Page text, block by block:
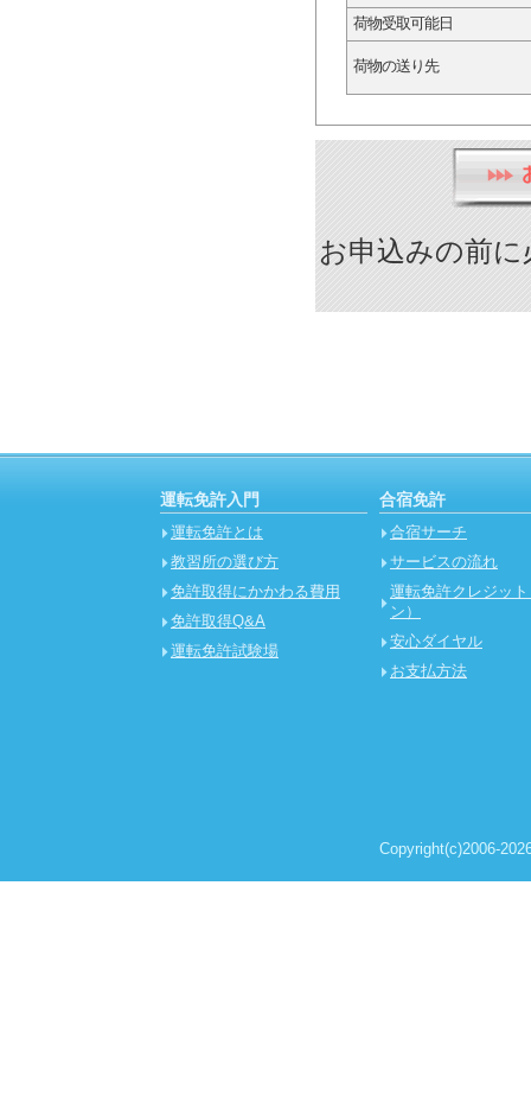
荷物受取可能日
荷物の送り先
お申込みの前
運転免許入門
運転免許とは
教習所の選び方
免許取得にかかわる費用
免許取得Q&A
運転免許試験場
合宿免許
合宿サーチ
サービスの流れ
運転免許クレジッ
ン）
安心ダイヤル
お支払方法
Copyright(c)2006-